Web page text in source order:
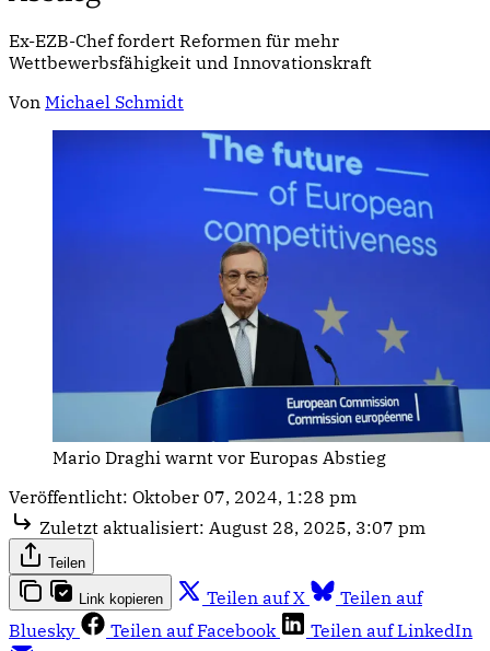
Ex-EZB-Chef fordert Reformen für mehr
Wettbewerbsfähigkeit und Innovationskraft
Von Michael Schmidt
Mario Draghi warnt vor Europas Abstieg
Veröffentlicht: Oktober 07, 2024, 1:28 pm
Zuletzt aktualisiert: August 28, 2025, 3:07 pm
Teilen
Link kopieren Teilen auf X
Teilen auf
Bluesky
Teilen auf Facebook
Teilen auf LinkedIn